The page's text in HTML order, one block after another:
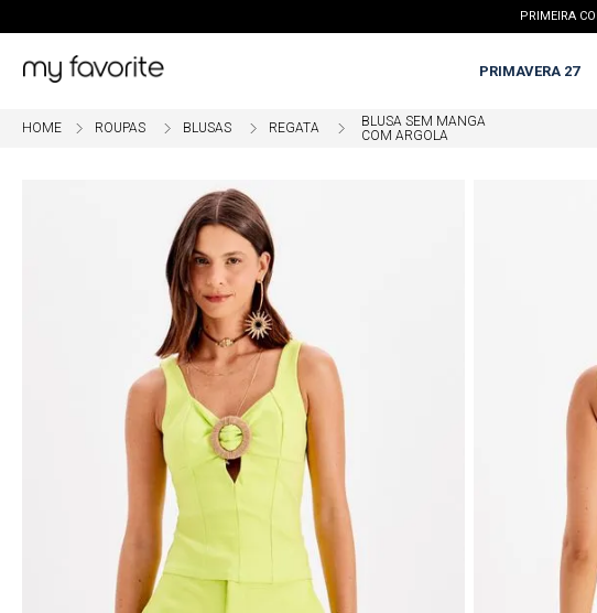
PRIMEIRA
PRIMAVERA 27
ROUPAS BLUSAS REGATA
BLUSA SEM MANGA
COM ARGOLA
6